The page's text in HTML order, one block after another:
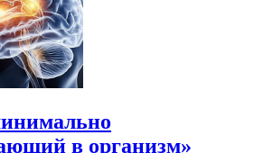
в организм»